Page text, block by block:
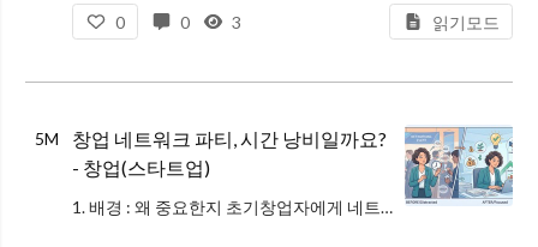
0 0 3 읽기모드
5M
창업 네트워크 파티, 시간 낭비일까요?
- 창업(스타트업)
1. 배경 : 왜 중요한지 초기창업자에게 네트워킹은 인맥을 넓히고 사업 기회를 포착하는 유효한 수단으로 보일 수 있습니다. 하지만 우리나라 창업환경에서는 네트워크 파티에 참여하는 것이 실제 비즈니스 성과로 연결되기보다는 시간과